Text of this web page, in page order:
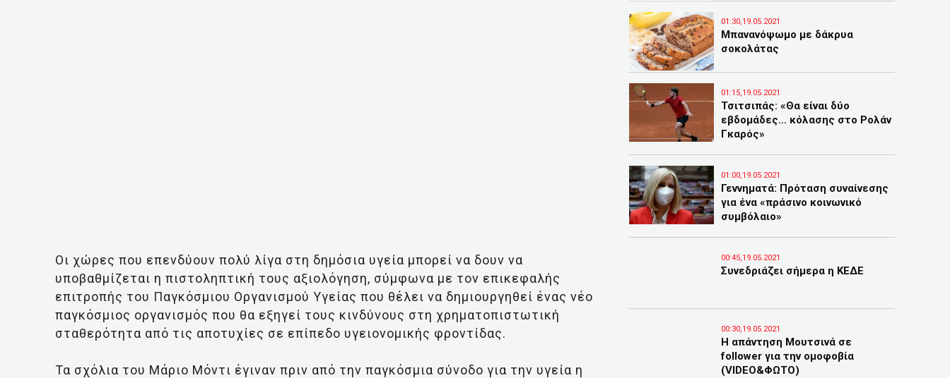
Οι χώρες που επενδύουν πολύ λίγα στη δημόσια υγεία μπορεί να δουν να
υποβαθμίζεται η πιστοληπτική τους αξιολόγηση, σύμφωνα με τον επικεφαλής
επιτροπής του Παγκόσμιου Οργανισμού Υγείας που θέλει να δημιουργηθεί ένας νέο
παγκόσμιος οργανισμός που θα εξηγεί τους κινδύνους στη χρηματοπιστωτική
σταθερότητα από τις αποτυχίες σε επίπεδο υγειονομικής φροντίδας.
Τα σχόλια του Μάριο Μόντι έγιναν πριν από την παγκόσμια σύνοδο για την υγεία η
01:30,19.05.2021
Μπανανόψωμο με δάκρυα
σοκολάτας
01:15,19.05.2021
Τσιτσιπάς: «Θα είναι δύο
εβδομάδες… κόλασης στο Ρολάν
Γκαρός»
01:00,19.05.2021
Γεννηματά: Πρόταση συναίνεσης
για ένα «πράσινο κοινωνικό
συμβόλαιο»
00:45,19.05.2021
Συνεδριάζει σήμερα η ΚΕΔΕ
00:30,19.05.2021
Η απάντηση Μουτσινά σε
follower για την ομοφοβία
(VIDEO&ΦΩΤΟ)